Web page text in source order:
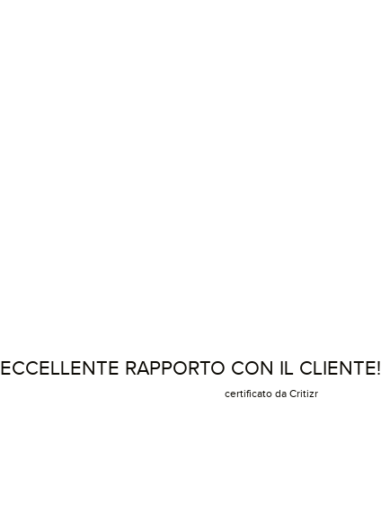
ECCELLENTE RAPPORTO CON IL CLIENTE!
certificato da Critizr